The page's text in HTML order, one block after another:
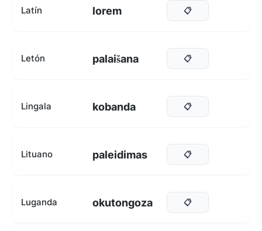
Latín lorem 📋
Letón palaišana 📋
Lingala kobanda 📋
Lituano paleidimas 📋
Luganda okutongoza 📋